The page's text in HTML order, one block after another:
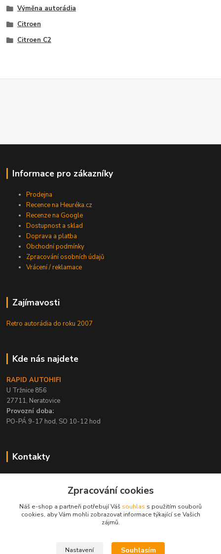
Výměna autorádia
Citroen
Citroen C2
Informace pro zákazníky
Prodejna
Recence na Heuréka.cz
Recenze na Google
Dostupnost a sklad
Doprava a platba
Obchodní podmínky
Zpracování osobních údajů
Vrácení / reklamace
Zajímavosti
Retro autorádia do roku 2007
Kde nás najdete
RAPID AUTOHIFI
U Tržnice 856
27711, Neratovice
Provozní doba:
PO-PÁ 9-17 hod, SO 10-12 hod
Kontakty
PO-PÁ / 9-17 hod, SO 10-12 hod
info@rapid-autohifi.com
Zpracování cookies
Náš e-shop a partneři potřebují Váš souhlas s použitím souborů
cookies, aby Vám mohli zobrazovat informace týkající se Vašich
zájmů.
Nastavení Souhlasím